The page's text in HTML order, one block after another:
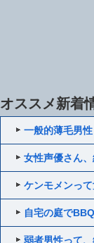
オススメ新着
一般的薄毛男
女性声優さん
ケンモメンっ
自宅の庭で
弱者男性って